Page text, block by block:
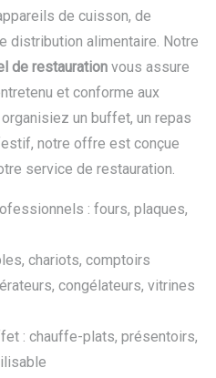
de cuisson, de
distribution alimentaire. Notre
de restauration vous assure
et conforme aux
un buffet, un repas
notre offre est conçue
service de restauration.
: fours, plaques,
chariots, comptoirs
congélateurs, vitrines
: chauffe-plats, présentoirs,